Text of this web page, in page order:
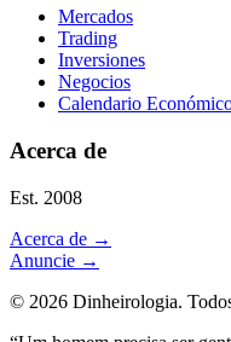
Mercados
Trading
Inversiones
Negocios
Calendario
Acerca de
Est. 2008
Acerca de →
Anuncie →
© 2026 Dinheirologia.